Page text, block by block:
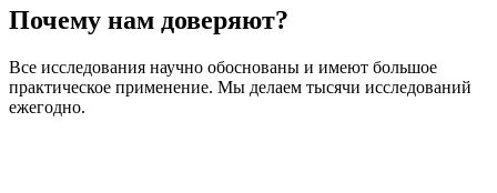
Почему нам доверяют?
Все исследования научно обоснованы и имеют большое
практическое применение. Мы делаем тысячи исследований
ежегодно.